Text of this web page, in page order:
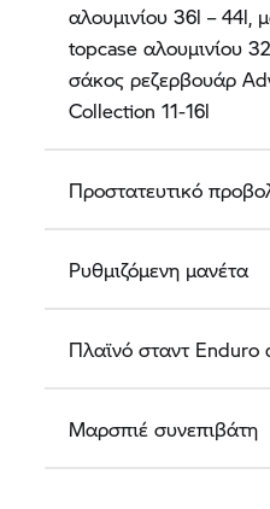
αλουμινίου 36l – 44l,
topcase αλουμινίου
σάκος ρεζερβουάρ
Collection 11-16l
Προστατευτικό
Ρυθμιζόμενη μανέτα
Πλαϊνό σταντ Enduro
Μαρσπιέ συνεπιβάτη